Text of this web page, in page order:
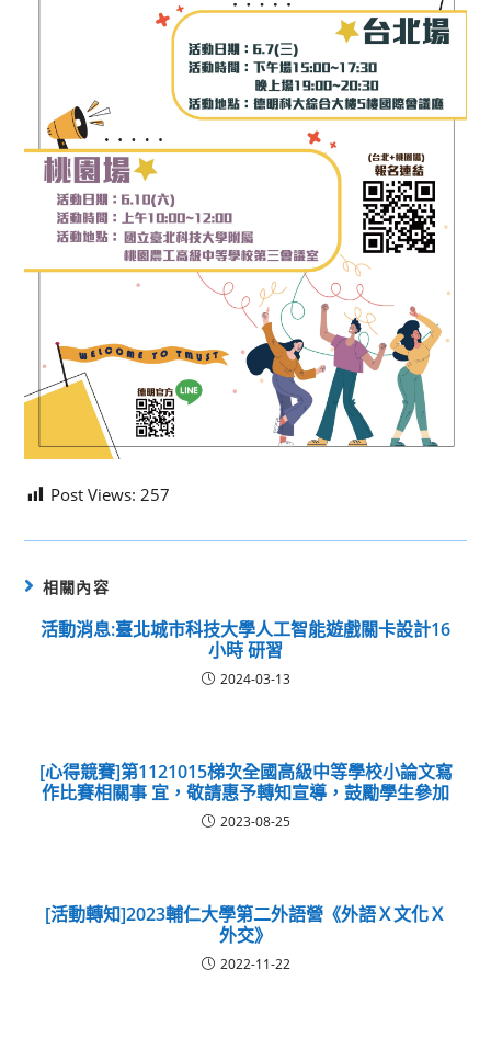
Post Views: 257
相關內容
活動消息:臺北城市科技大學人工智能遊戲關卡設計16
小時 研習
2024-03-13
[心得競賽]第1121015梯次全國高級中等學校小論文寫
作比賽相關事 宜，敬請惠予轉知宣導，鼓勵學生參加
2023-08-25
[活動轉知]2023輔仁大學第二外語營《外語Ｘ文化Ｘ
外交》
2022-11-22